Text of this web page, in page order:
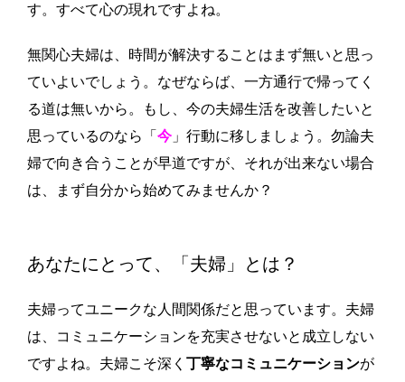
す。すべて心の現れですよね。
無関心夫婦は、時間が解決することはまず無いと思っ
ていよいでしょう。なぜならば、一方通行で帰ってく
る道は無いから。もし、今の夫婦生活を改善したいと
思っているのなら「 今 」行動に移しましょう。勿論夫
婦で向き合うことが早道ですが、それが出来ない場合
は、まず自分から始めてみませんか？
あなたにとって、「夫婦」とは？
夫婦ってユニークな人間関係だと思っています。夫婦
は、コミュニケーションを充実させないと成立しない
ですよね。夫婦こそ深く 丁寧なコミュニケーションが